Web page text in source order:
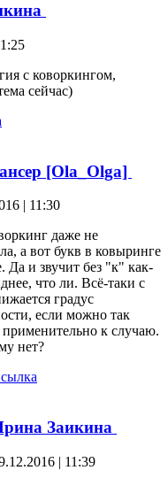
с коворкингом,
сейчас)
[Ola_Olga]
| 11:30
даже не
а вот букв в ковыринге
Да и звучит без "к" как-
что ли. Всё-таки с
градус
если можно так
применительно к случаю.
нет?
Заикина
| 11:39